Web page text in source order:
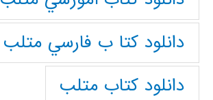
دانلود كتا ب فارسي متلب
دانلود كتاب متلب